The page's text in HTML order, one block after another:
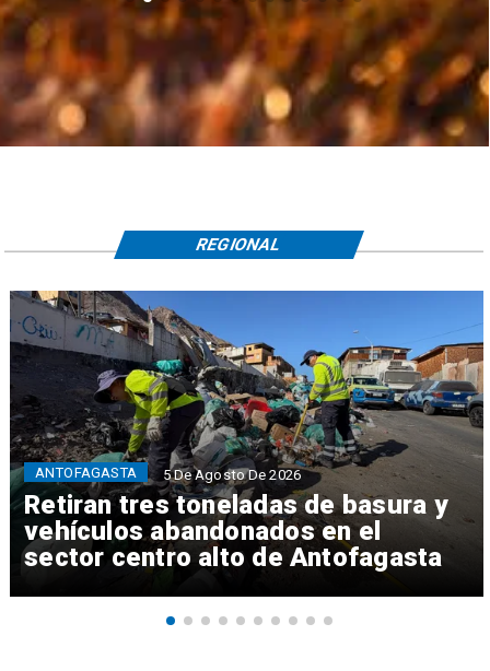
Retiran tres toneladas de basura y
vehículos abandonados en el
sector centro alto de Antofagasta
ANTOFAGASTA 5 De Agosto De 2026
REGIONAL